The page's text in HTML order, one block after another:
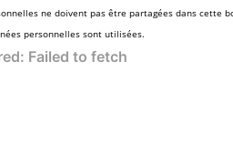
ne doivent pas être partagées dans cette
personnelles sont utilisées.